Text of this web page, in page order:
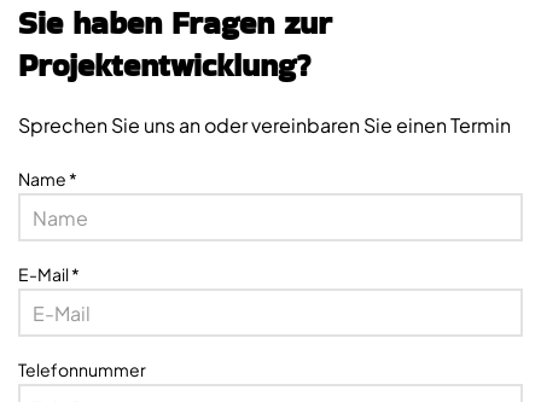
Sie haben Fragen zur
Projektentwicklung?
Sprechen Sie uns an oder vereinbaren Sie einen Termin
Name*
E-Mail*
Telefonnummer